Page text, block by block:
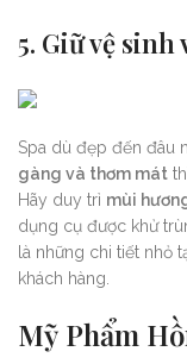
5. Giữ vệ
Spa dù đẹp đến đâu
gàng và thơm mát
Hãy duy trì mùi
dụng cụ được khử
là những chi tiết nhỏ
khách hàng.
Mỹ Phẩm